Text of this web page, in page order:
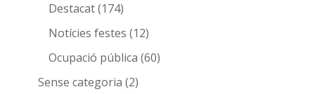
Destacat(174)
Notícies festes (12)
Ocupació pública (60)
Sense categoria (2)